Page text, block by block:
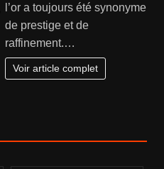
l’or a toujours été synonyme
de prestige et de
raffinement.…
Voir article complet